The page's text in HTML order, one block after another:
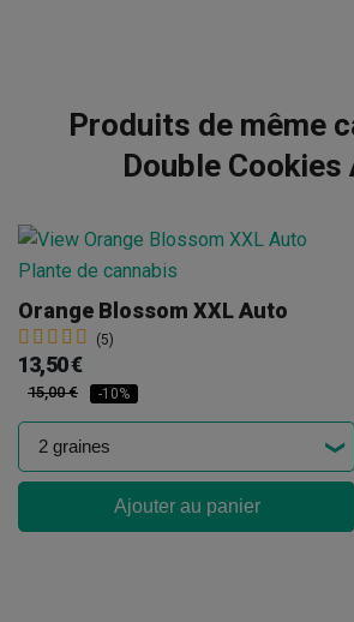
Produits de même
Double Cookies
Orange Blossom XXL Auto
(5)
13,50 €
15,00 € -10%
Ajouter au panier